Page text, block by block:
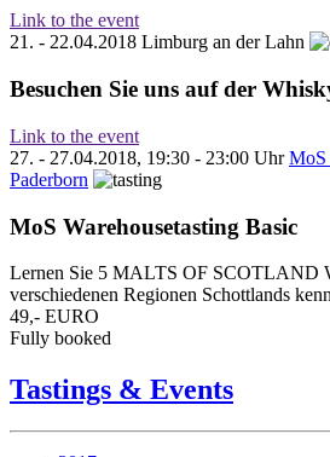
Link to the event
21. - 22.04.2018 Limburg an der Lahn
Besuchen Sie uns auf der
Link to the event
27. - 27.04.2018, 19:30 - 23:00 Uhr MoS
Paderborn
MoS Warehousetasting Basic
Lernen Sie 5 MALTS OF SCOTLAND
verschiedenen Regionen Schottlands
49,- EURO
Fully booked
Tastings & Events